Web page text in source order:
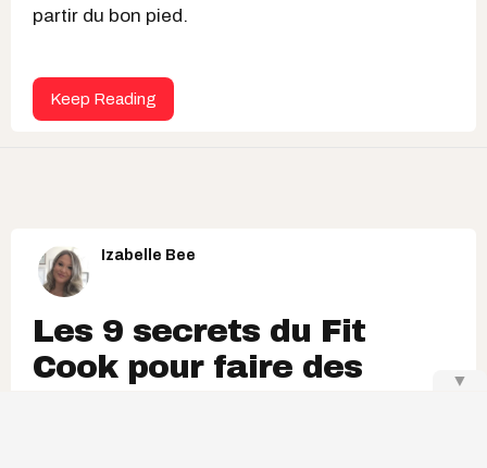
partir du bon pied.
Keep Reading
Izabelle Bee
Les 9 secrets du Fit
Cook pour faire des
▼